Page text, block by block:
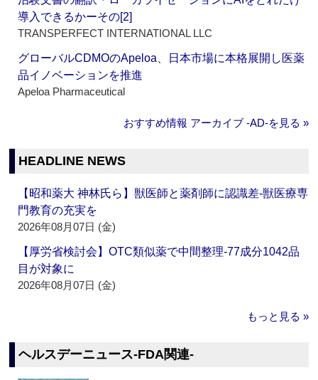
導入できるかーその[2]
TRANSPERFECT INTERNATIONAL LLC
グローバルCDMOのApeloa、日本市場に本格展開し医薬
品イノベーションを推進
Apeloa Pharmaceutical
おすすめ情報 アーカイブ ‐AD‐を見る »
HEADLINE NEWS
【昭和薬大 神林氏ら】獣医師と薬剤師に認識差‐獣医療専
門教育の充実を
2026年08月07日 (金)
【厚労省検討会】OTC類似薬で中間整理‐77成分1042品
目が対象に
2026年08月07日 (金)
もっと見る »
ヘルスデーニュース‐FDA関連‐